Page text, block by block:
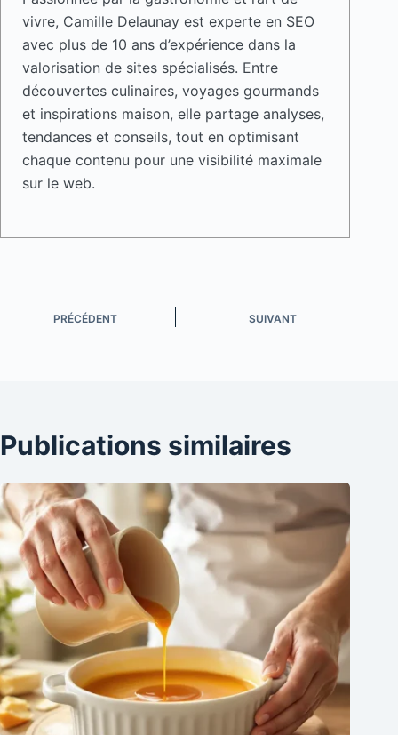
vivre, Camille Delaunay est experte en SEO
avec plus de 10 ans d’expérience dans la
valorisation de sites spécialisés. Entre
découvertes culinaires, voyages gourmands
et inspirations maison, elle partage analyses,
tendances et conseils, tout en optimisant
chaque contenu pour une visibilité maximale
sur le web.
PRÉCÉDENT SUIVANT
Publications similaires